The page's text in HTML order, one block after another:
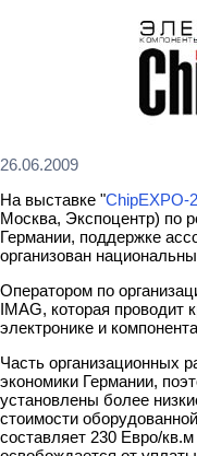
26.06.2009
На выставке "ChipEXPO-
Москва, Экспоцентр) по
Германии, поддержке
организован
Оператором по
IMAG, которая проводит
электронике и
Часть организационных
экономики Германии,
установлены более
стоимости
составляет 230 Евро/